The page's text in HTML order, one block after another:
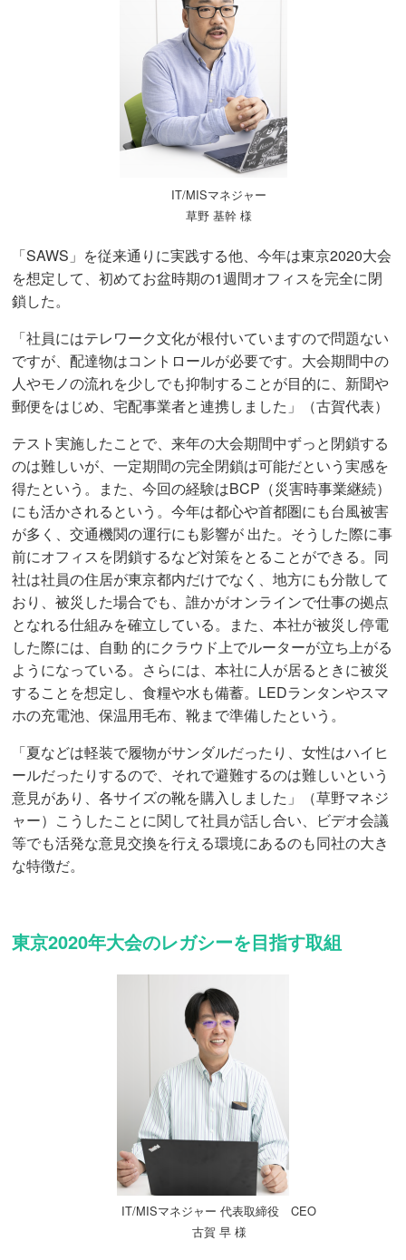
IT/MISマネジャー
草野 基幹 様
「SAWS」を従来通りに実践する他、今年は東京2020大会
を想定して、初めてお盆時期の1週間オフィスを完全に閉
鎖した。
「社員にはテレワーク文化が根付いていますので問題ない
ですが、配達物はコントロールが必要です。大会期間中の
人やモノの流れを少しでも抑制することが目的に、新聞や
郵便をはじめ、宅配事業者と連携しました」（古賀代表）
テスト実施したことで、来年の大会期間中ずっと閉鎖する
のは難しいが、一定期間の完全閉鎖は可能だという実感を
得たという。また、今回の経験はBCP（災害時事業継続）
にも活かされるという。今年は都心や首都圏にも台風被害
が多く、交通機関の運行にも影響が 出た。そうした際に事
前にオフィスを閉鎖するなど対策をとることができる。同
社は社員の住居が東京都内だけでなく、地方にも分散して
おり、被災した場合でも、誰かがオンラインで仕事の拠点
となれる仕組みを確立している。また、本社が被災し停電
した際には、自動 的にクラウド上でルーターが立ち上がる
ようになっている。さらには、本社に人が居るときに被災
することを想定し、食糧や水も備蓄。LEDランタンやスマ
ホの充電池、保温用毛布、靴まで準備したという。
「夏などは軽装で履物がサンダルだったり、女性はハイヒ
ールだったりするので、それで避難するのは難しいという
意見があり、各サイズの靴を購入しました」（草野マネジ
ャー）こうしたことに関して社員が話し合い、ビデオ会議
等でも活発な意見交換を行える環境にあるのも同社の大き
な特徴だ。
東京2020年大会のレガシーを目指す取組
IT/MISマネジャー 代表取締役 CEO
古賀 早 様